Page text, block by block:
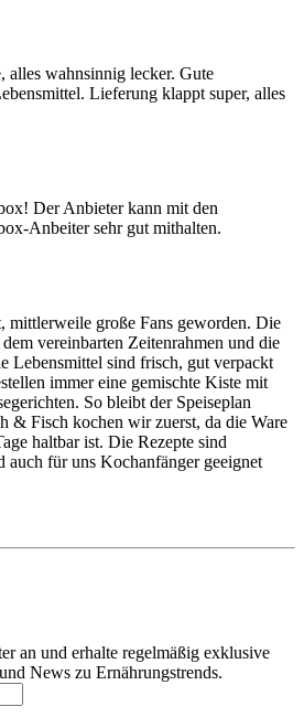
alles wahnsinnig lecker. Gute
Lieferung klappt super, alles
Der Anbieter kann mit den
Anbeiter sehr gut mithalten.
mittlerweile große Fans geworden. Die
vereinbarten Zeitenrahmen und die
Lebensmittel sind frisch, gut verpackt
immer eine gemischte Kiste mit
So bleibt der Speiseplan
& Fisch kochen wir zuerst, da die Ware
haltbar ist. Die Rezepte sind
auch für uns Kochanfänger geeignet
an und erhalte regelmäßig exklusive
News zu Ernährungstrends.